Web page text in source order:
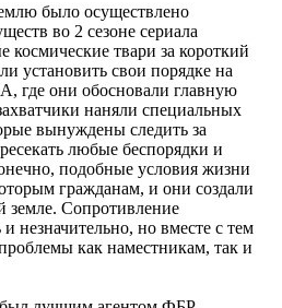
было осуществлено
во 2 сезоне сериала
твари за короткий
установить свои порядке на
где они обосновали главную
наняли специальных
вынуждены следить за
любые беспорядки и
подобные условия жизни
гражданам, и они создали
земле. Сопротивление
незначительно, но вместе с тем
как наместникам, так и